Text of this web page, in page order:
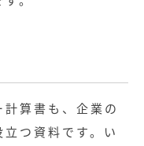
算書も、企業の
つ資料です。い